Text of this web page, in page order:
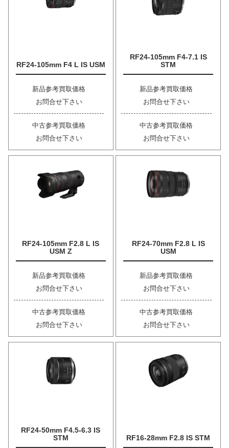
RF24-105mm F4 L IS USM
新品参考買取価格
お問合せ下さい
中古参考買取価格
お問合せ下さい
RF24-105mm F4-7.1 IS
STM
新品参考買取価格
お問合せ下さい
中古参考買取価格
お問合せ下さい
RF24-105mm F2.8 L IS
USM Z
新品参考買取価格
お問合せ下さい
中古参考買取価格
お問合せ下さい
RF24-70mm F2.8 L IS
USM
新品参考買取価格
お問合せ下さい
中古参考買取価格
お問合せ下さい
RF24-50mm F4.5-6.3 IS
STM
RF16-28mm F2.8 IS STM